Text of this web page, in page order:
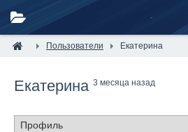
Пользователи Екатерина
Екатерина 3 месяца назад